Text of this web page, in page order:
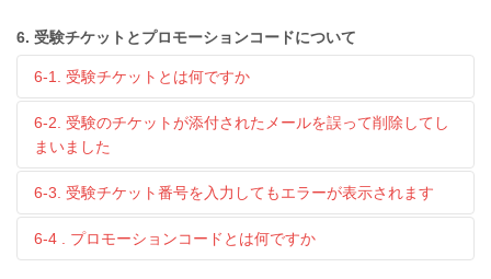
6. 受験チケットとプロモーションコードについて
6-1. 受験チケットとは何ですか
6-2. 受験のチケットが添付されたメールを誤って削除してし
まいました
6-3. 受験チケット番号を入力してもエラーが表示されます
6-4 . プロモーションコードとは何ですか